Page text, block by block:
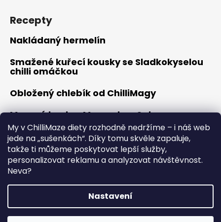
My v ChilliMaze diety rozhodně nedržíme – i náš web
jede na „sušenkách“. Díky tomu skvěle zapaluje,
takže ti můžeme poskytovat lepší služby,
personalizovat reklamu a analyzovat návštěvnost.
Neva?
Nastavení
Recepty
Nakládaný hermelín
Smažené kuřecí kousky se Sladkokyselou
chilli omáčkou
Obložený chlebík od ChilliMagy
Masové koule s Moravskou Salsou
Hořčicové kuřátko
Copyright 2026ChilliMaga s.r.o.. Všechna práva
vyhrazena.